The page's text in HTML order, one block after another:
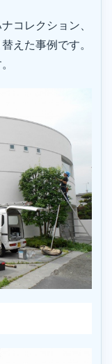
コレクション、
えた事例です。